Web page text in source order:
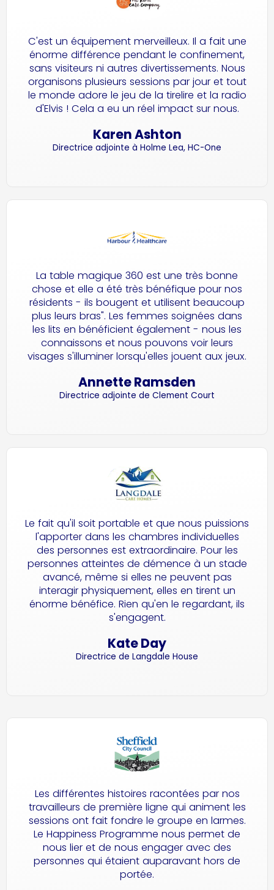
C'est un équipement merveilleux. Il a fait une
énorme différence pendant le confinement,
sans visiteurs ni autres divertissements. Nous
organisons plusieurs sessions par jour et tout
le monde adore le jeu de la tirelire et la radio
d'Elvis ! Cela a eu un réel impact sur nous.
Karen Ashton
Directrice adjointe à Holme Lea, HC-One
La table magique 360 est une très bonne
chose et elle a été très bénéfique pour nos
résidents - ils bougent et utilisent beaucoup
plus leurs bras". Les femmes soignées dans
les lits en bénéficient également - nous les
connaissons et nous pouvons voir leurs
visages s'illuminer lorsqu'elles jouent aux jeux.
Annette Ramsden
Directrice adjointe de Clement Court
Le fait qu'il soit portable et que nous puissions
l'apporter dans les chambres individuelles
des personnes est extraordinaire. Pour les
personnes atteintes de démence à un stade
avancé, même si elles ne peuvent pas
interagir physiquement, elles en tirent un
énorme bénéfice. Rien qu'en le regardant, ils
s'engagent.
Kate Day
Directrice de Langdale House
Les différentes histoires racontées par nos
travailleurs de première ligne qui animent les
sessions ont fait fondre le groupe en larmes.
Le Happiness Programme nous permet de
nous lier et de nous engager avec des
personnes qui étaient auparavant hors de
portée.